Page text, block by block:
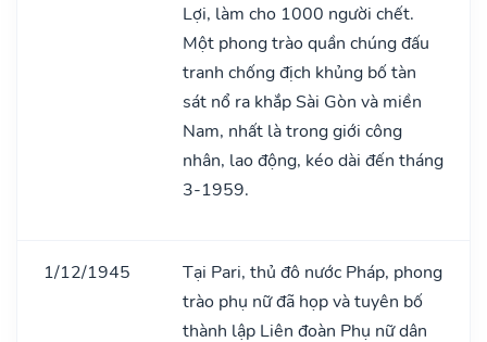
Lợi, làm cho 1000 người chết.
Một phong trào quần chúng đấu
tranh chống địch khủng bố tàn
sát nổ ra khắp Sài Gòn và miền
Nam, nhất là trong giới công
nhân, lao động, kéo dài đến tháng
3-1959.
1/12/1945
Tại Pari, thủ đô nước Pháp, phong
trào phụ nữ đã họp và tuyên bố
thành lập Liên đoàn Phụ nữ dân